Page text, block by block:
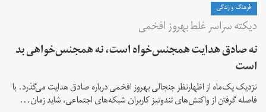
فرهنگ و زندگی
دیکته‌ سراسر غلط بهروز افخمی
نه صادق هدایت همجنس‌خواه است، نه همجنس‌خواهی بد
است
نزدیک یک‌ماه از اظهارنظر جنجالی بهروز افخمی درباره صادق هدایت می‌گذرد‌. با
فاصله گرفتن از واکنش‌‌های تند‌و‌تیز کاربران شبکه‌های اجتماعی، شاید زمان...